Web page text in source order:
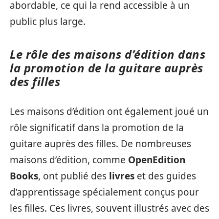
abordable, ce qui la rend accessible à un
public plus large.
Le rôle des maisons d’édition dans
la promotion de la guitare auprès
des filles
Les maisons d’édition ont également joué un
rôle significatif dans la promotion de la
guitare auprès des filles. De nombreuses
maisons d’édition, comme OpenEdition
Books, ont publié des livres et des guides
d’apprentissage spécialement conçus pour
les filles. Ces livres, souvent illustrés avec des